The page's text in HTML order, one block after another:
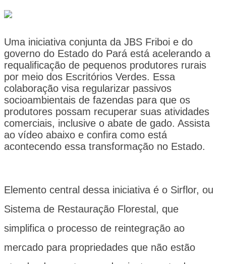
Uma iniciativa conjunta da JBS Friboi e do
governo do Estado do Pará está acelerando a
requalificação de pequenos produtores rurais
por meio dos Escritórios Verdes. Essa
colaboração visa regularizar passivos
socioambientais de fazendas para que os
produtores possam recuperar suas atividades
comerciais, inclusive o abate de gado. Assista
ao vídeo abaixo e confira como está
acontecendo essa transformação no Estado.
Elemento central dessa iniciativa é o Sirflor, ou
Sistema de Restauração Florestal, que
simplifica o processo de reintegração ao
mercado para propriedades que não estão